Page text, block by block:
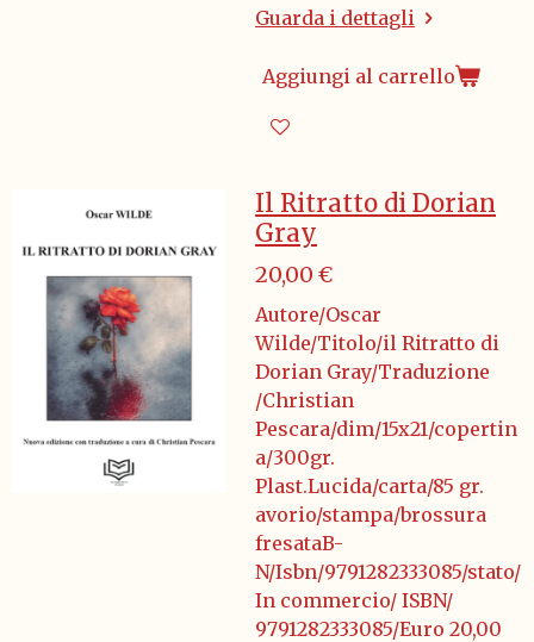
Guarda i dettagli
Aggiungi al carrello
Il Ritratto di Dorian
Gray
20,00 €
Autore/Oscar
Wilde/Titolo/il Ritratto di
Dorian Gray/Traduzione
/Christian
Pescara/dim/15x21/copertin
a/300gr.
Plast.Lucida/carta/85 gr.
avorio/stampa/brossura
fresataB-
N/Isbn/9791282333085/stato/
In commercio/ ISBN/
9791282333085/Euro 20,00